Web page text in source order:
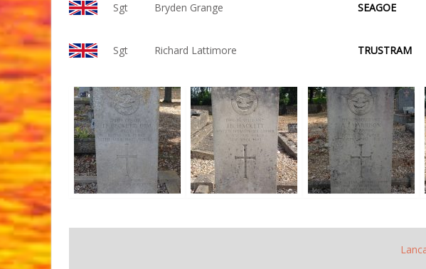
Sgt Bryden Grange SEAGOE
Sgt Richard Lattimore TRUSTRAM